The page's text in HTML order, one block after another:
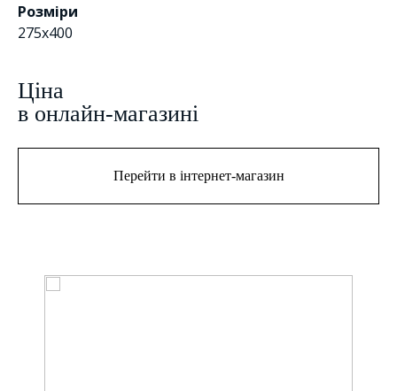
Розміри
275х400
Цiна
в онлайн-магазині
Перейти в інтернет-магазин